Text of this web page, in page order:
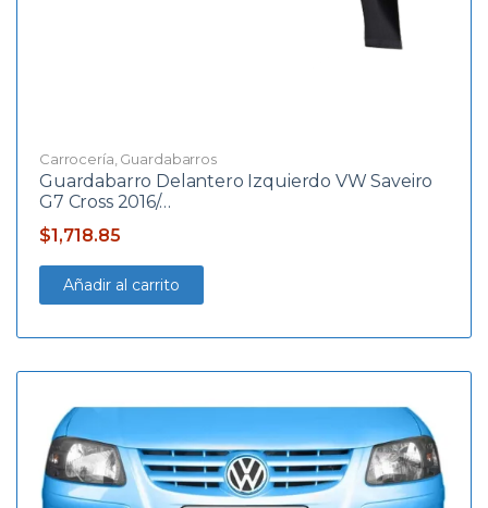
Carrocería Guardabarros
Guardabarro Delantero Izquierdo VW Saveiro
G7 Cross 2016/…
$1,718.85
Añadir al carrito